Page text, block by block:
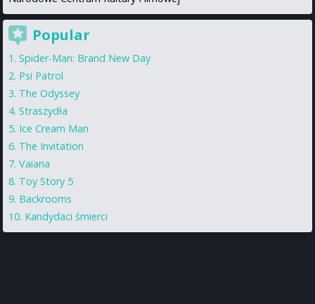
Popular
Spider-Man: Brand New Day
Psi Patrol
The Odyssey
Straszydła
Ice Cream Man
The Invitation
Vaiana
Toy Story 5
Backrooms
Kandydaci śmierci